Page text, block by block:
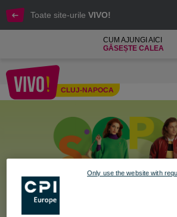
Toate site-urile VIVO!
CUM AJUNGI AICI
GĂSEȘTE CALEA
CLUJ-NAPOCA
Fă loc primăverii în garderoba ta!​
Only use the website with